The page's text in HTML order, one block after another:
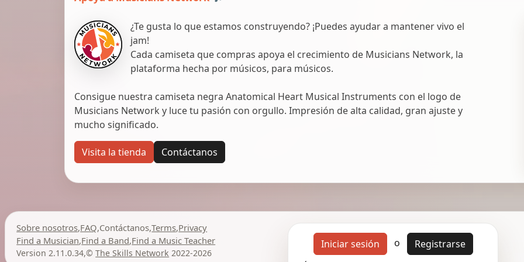
¿Te gusta lo que estamos construyendo? ¡Puedes ayudar a mantener vivo el
jam!
Cada camiseta que compras apoya el crecimiento de Musicians Network, la
plataforma hecha por músicos, para músicos.
Consigue nuestra camiseta negra Anatomical Heart Musical Instruments con el logo de
Musicians Network y luce tu pasión con orgullo. Impresión de alta calidad, gran ajuste y
mucho significado.
Visita la tienda Contáctanos
Sobre nosotros,FAQ,Contáctanos,Terms,Privacy
Find a Musician,Find a Band,Find a Music Teacher
Version 2.11.0.34,©The Skills Network 2022-2026
Iniciar sesión o
Registrarse